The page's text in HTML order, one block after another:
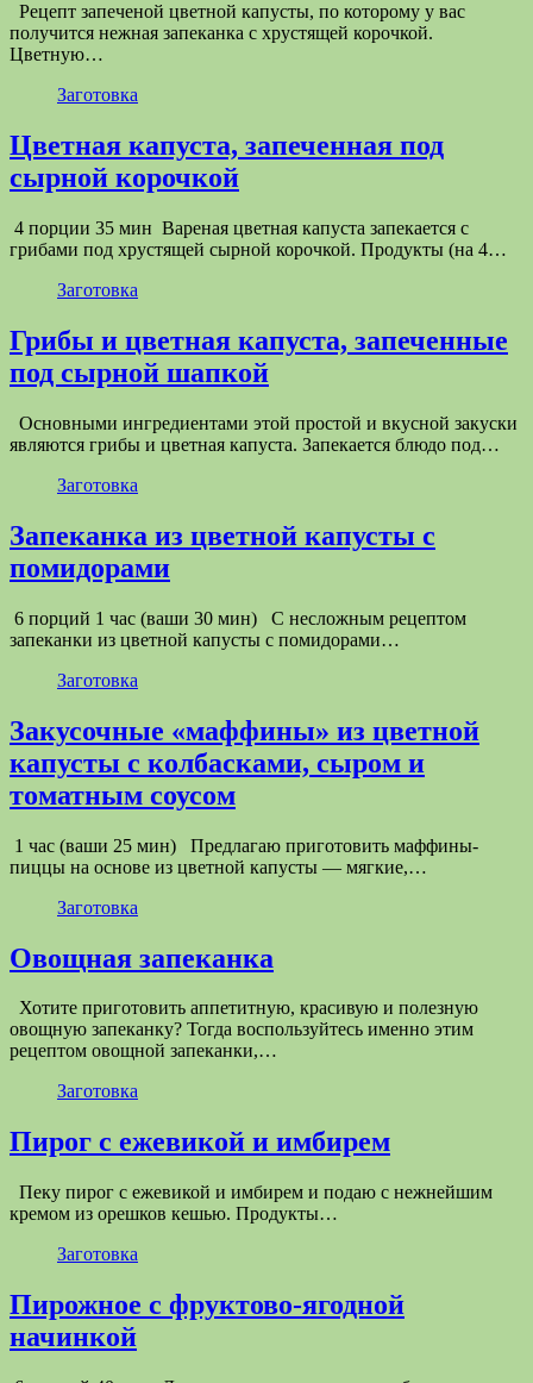
Рецепт запеченой цветной капусты, по которому у вас
получится нежная запеканка с хрустящей корочкой.
Цветную…
Заготовка
Цветная капуста, запеченная под
сырной корочкой
4 порции 35 мин Вареная цветная капуста запекается с
грибами под хрустящей сырной корочкой. Продукты (на 4…
Заготовка
Грибы и цветная капуста, запеченные
под сырной шапкой
Основными ингредиентами этой простой и вкусной закуски
являются грибы и цветная капуста. Запекается блюдо под…
Заготовка
Запеканка из цветной капусты с
помидорами
6 порций 1 час (ваши 30 мин) С несложным рецептом
запеканки из цветной капусты с помидорами…
Заготовка
Закусочные «маффины» из цветной
капусты с колбасками, сыром и
томатным соусом
1 час (ваши 25 мин) Предлагаю приготовить маффины-
пиццы на основе из цветной капусты — мягкие,…
Заготовка
Овощная запеканка
Хотите приготовить аппетитную, красивую и полезную
овощную запеканку? Тогда воспользуйтесь именно этим
рецептом овощной запеканки,…
Заготовка
Пирог с ежевикой и имбирем
Пеку пирог с ежевикой и имбирем и подаю с нежнейшим
кремом из орешков кешью. Продукты…
Заготовка
Пирожное с фруктово-ягодной
начинкой